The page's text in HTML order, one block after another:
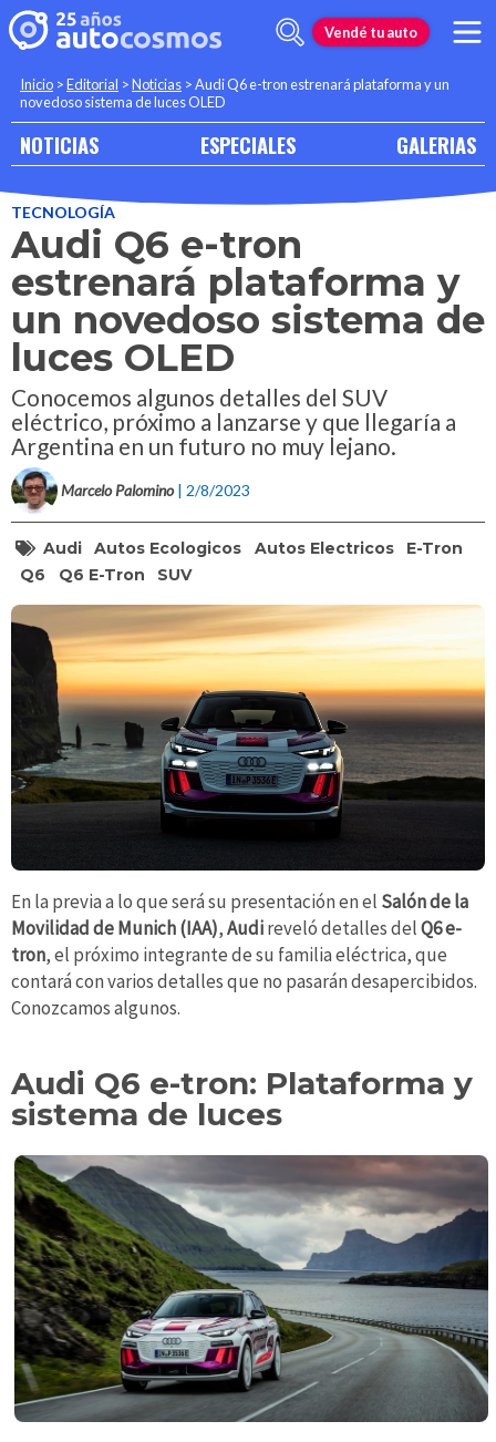
Vendé tu auto
Inicio >Editorial >Noticias >Audi Q6 e-tron estrenará plataforma y un
novedoso sistema de luces OLED
NOTICIAS ESPECIALES GALERIAS
TECNOLOGÍA
Audi Q6 e-tron
estrenará plataforma y
un novedoso sistema de
luces OLED
Conocemos algunos detalles del SUV
eléctrico, próximo a lanzarse y que llegaría a
Argentina en un futuro no muy lejano.
Marcelo Palomino | 2/8/2023
Audi Autos Ecologicos Autos Electricos
E-Tron
Q6
Q6 E-Tron SUV
En la previa a lo que será su presentación en el Salón de la
Movilidad de Munich (IAA),Audireveló detalles delQ6 e-
tron,el próximo integrante de su familia eléctrica, que
contará con varios detalles que no pasarán desapercibidos.
Conozcamos algunos.
Audi Q6 e-tron: Plataforma y
sistema de luces